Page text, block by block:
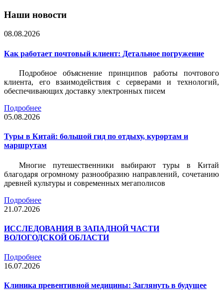
Наши новости
08.08.2026
Как работает почтовый клиент: Детальное погружение
Подробное объяснение принципов работы почтового
клиента, его взаимодействия с серверами и технологий,
обеспечивающих доставку электронных писем
Подробнее
05.08.2026
Туры в Китай: большой гид по отдыху, курортам и
маршрутам
Многие путешественники выбирают туры в Китай
благодаря огромному разнообразию направлений, сочетанию
древней культуры и современных мегаполисов
Подробнее
21.07.2026
ИССЛЕДОВАНИЯ В ЗАПАДНОЙ ЧАСТИ
ВОЛОГОДСКОЙ ОБЛАСТИ
Подробнее
16.07.2026
Клиника превентивной медицины: Заглянуть в будущее